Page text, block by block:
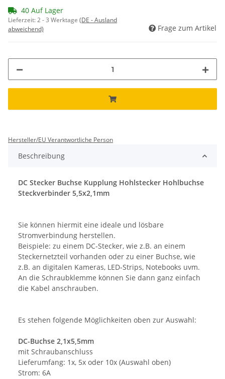
40 Auf Lager
Lieferzeit:2 - 3 Werktage (DE - Ausland
abweichend)
Frage zum Artikel
Hersteller/EU Verantwortliche Person
Beschreibung
DC Stecker Buchse Kupplung Hohlstecker Hohlbuchse
Steckverbinder 5,5x2,1mm
Sie können hiermit eine ideale und lösbare
Stromverbindung herstellen.
Beispiele: zu einem DC-Stecker, wie z.B. an einem
Steckernetzteil vorhanden oder zu einer Buchse, wie
z.B. an digitalen Kameras, LED-Strips, Notebooks uvm.
An die Schraubklemme können Sie dann ganz einfach
die Kabel anschrauben.
Es stehen folgende Möglichkeiten oben zur Auswahl:
DC-Buchse 2,1x5,5mm
mit Schraubanschluss
Lieferumfang: 1x, 5x oder 10x (Auswahl oben)
Strom: 6A